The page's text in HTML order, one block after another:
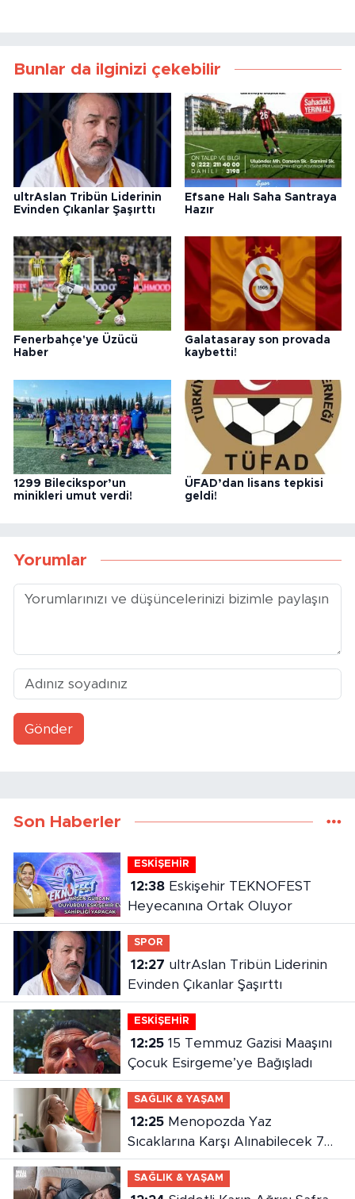
Bunlar da ilginizi çekebilir
ultrAslan Tribün Liderinin
Evinden Çıkanlar Şaşırttı
Efsane Halı Saha Santraya
Hazır
Fenerbahçe'ye Üzücü
Haber
Galatasaray son provada
kaybetti!
1299 Bilecikspor’un
minikleri umut verdi!
ÜFAD’dan lisans tepkisi
geldi!
Yorumlar
Gönder
Son Haberler
ESKİŞEHİR
12:38Eskişehir TEKNOFEST
Heyecanına Ortak Oluyor
SPOR
12:27
Evinden Çıkanlar Şaşırttı
ESKİŞEHİR
12:2515 Temmuz Gazisi Maaşını
Çocuk Esirgeme’ye Bağışladı
SAĞLIK & YAŞAM
12:25Menopozda Yaz
Sıcaklarına Karşı Alınabilecek 7
Etkili Önlem
SAĞLIK & YAŞAM